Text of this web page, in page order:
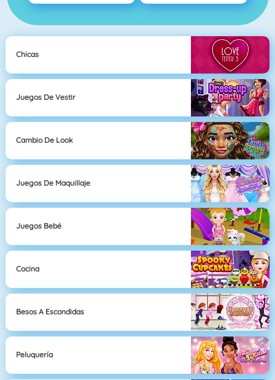
Chicas
Juegos De Vestir
Cambio De Look
Juegos De Maquillaje
Juegos Bebé
Cocina
Besos A Escondidas
Peluquería